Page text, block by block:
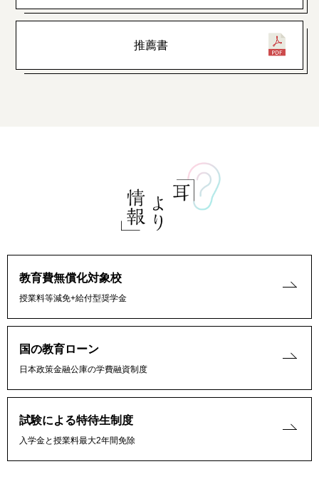
推薦書
教育費無償化対象校
授業料等減免+給付型奨学金
国の教育ローン
日本政策金融公庫の学費融資制度
試験による特待生制度
入学金と授業料最大2年間免除